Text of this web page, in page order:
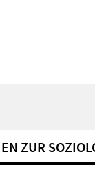
ZUR